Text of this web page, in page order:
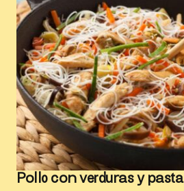
Pollo con verduras y pasta